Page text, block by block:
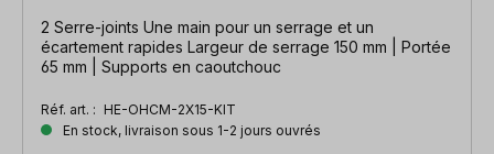
2 Serre-joints Une main pour un serrage et un
écartement rapides Largeur de serrage 150 mm | Portée
65 mm | Supports en caoutchouc
Réf. art. : HE-OHCM-2X15-KIT
En stock, livraison sous 1-2 jours ouvrés